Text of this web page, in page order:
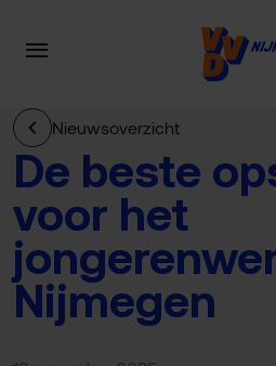
Nieuwsoverzicht
De beste
voor het
Nijmegen